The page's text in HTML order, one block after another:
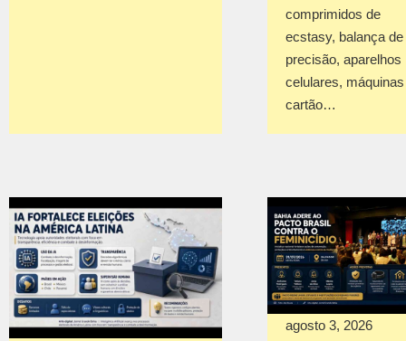
comprimidos de
ecstasy, balança de
precisão, aparelhos
celulares,
cartão…
agosto 3, 2026